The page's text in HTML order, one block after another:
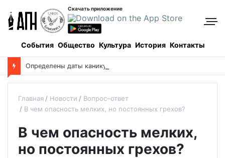
Скачать приложение
События Общество Культура История Контакты
Главная Новости
Вопрос–ответ
В чем опасность мелких, но постоянных грехов?
В чем опасность мелких,
но постоянных грехов?